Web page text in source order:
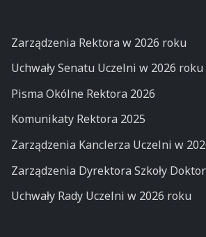
Zarządzenia Rektora w 2026 roku
Uchwały Senatu Uczelni w 2026 roku
Pisma Okólne Rektora 2026
Komunikaty Rektora 2025
Zarządzenia Kanclerza Uczelni w
Zarządzenia Dyrektora Szkoły
Uchwały Rady Uczelni w 2026 roku